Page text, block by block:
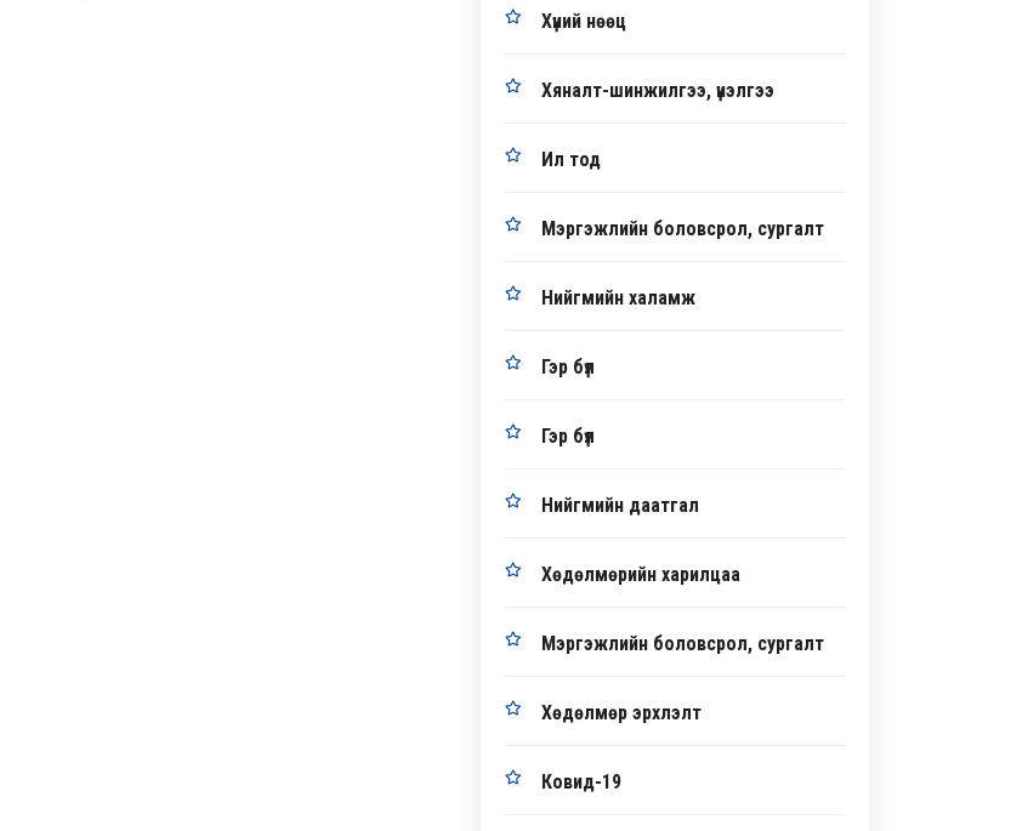
Хүний нөөц
Хяналт-шинжилгээ, үнэлгээ
Ил тод
Мэргэжлийн боловсрол, сургалт
Нийгмийн халамж
Гэр бүл
Гэр бүл
Нийгмийн даатгал
Хөдөлмөрийн харилцаа
Мэргэжлийн боловсрол, сургалт
Хөдөлмөр эрхлэлт
Ковид-19